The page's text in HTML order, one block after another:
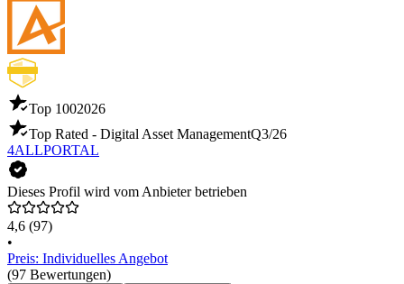
Top 1002026
Top Rated - Digital Asset ManagementQ3/26
4ALLPORTAL
Dieses Profil wird vom Anbieter betrieben
4,6 (97)
•
Preis: Individuelles Angebot
(97 Bewertungen)